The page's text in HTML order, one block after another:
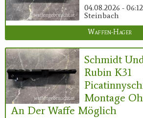
04.08.2026 - 06:12
Steinbach
Waffen-Hager
Schmidt
Rubin K31
Montage
An Der Waffe Möglich